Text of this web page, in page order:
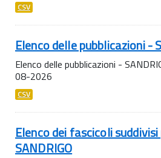
CSV
Elenco delle pubblicazioni -
Elenco delle pubblicazioni -
08-2026
CSV
Elenco dei fascicoli
SANDRIGO